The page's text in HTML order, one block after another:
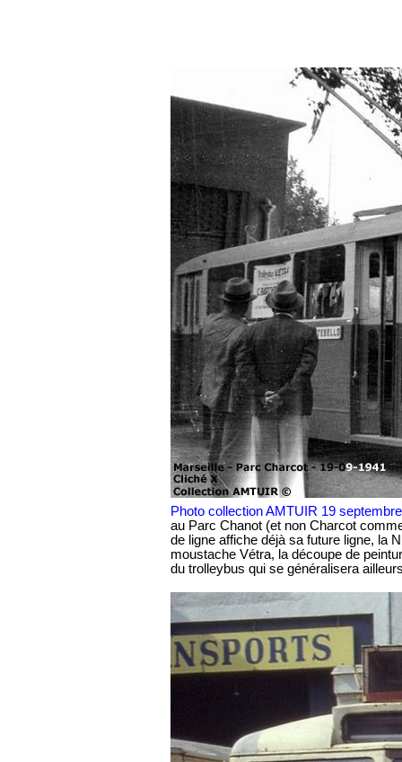
Photo collection AMTUIR 19
au Parc Chanot (et non Charcot
de ligne affiche déjà sa future ligne, la
moustache Vétra, la découpe de
du trolleybus qui se généralisera